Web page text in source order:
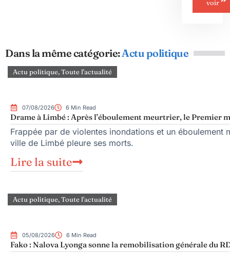
voir
Dans la même catégorie:Actu politique
Actu politique,Toute l'actualité
07/08/2026 6 Min Read
Drame à Limbé : Après l’éboulement meurtrier, le Premier
Frappée par de violentes inondations et un
ville de Limbé pleure ses morts.
Lire la suite
Actu politique,Toute l'actualité
05/08/2026 6 Min Read
Fako : Nalova Lyonga sonne la remobilisation générale du